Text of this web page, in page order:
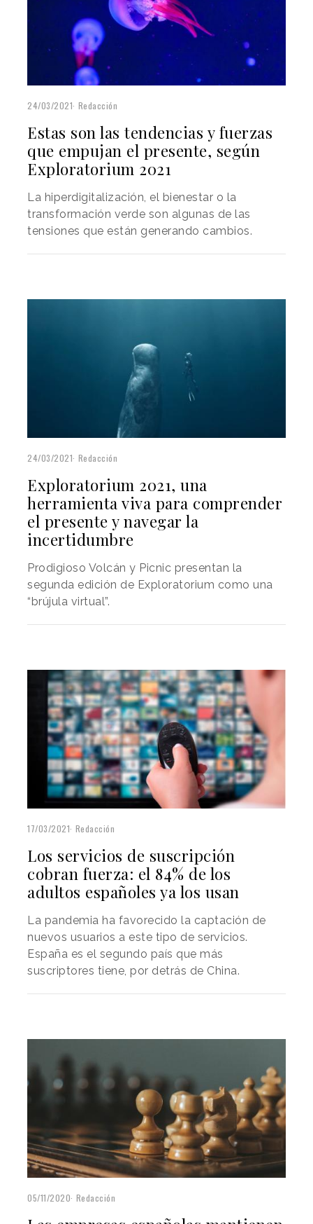
24/03/2021 Redacción
Estas son las tendencias y fuerzas
que empujan el presente, según
Exploratorium 2021
La hiperdigitalización, el bienestar o la
transformación verde son algunas de las
tensiones que están generando cambios.
24/03/2021 Redacción
Exploratorium 2021, una
herramienta viva para comprender
el presente y navegar la
incertidumbre
Prodigioso Volcán y Picnic presentan la
segunda edición de Exploratorium como una
“brújula virtual”.
17/03/2021 Redacción
Los servicios de suscripción
cobran fuerza: el 84% de los
adultos españoles ya los usan
La pandemia ha favorecido la captación de
nuevos usuarios a este tipo de servicios.
España es el segundo país que más
suscriptores tiene, por detrás de China.
05/11/2020 Redacción